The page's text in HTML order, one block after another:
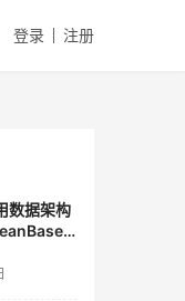
登录 注册
数据架构